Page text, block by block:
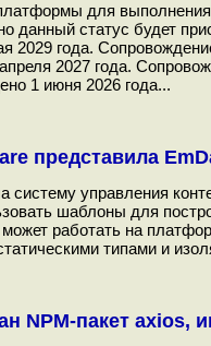
для
данный статус будет
2029 года.
2027 года.
1 июня 2026 года...
представила
систему управления
шаблоны для
работать на
типами и
NPM-пакет axios,